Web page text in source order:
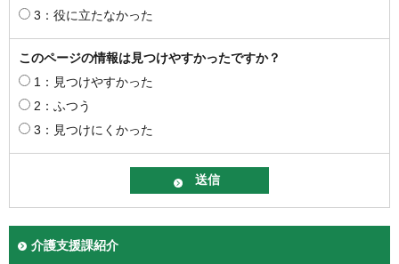
3：役に立たなかった
このページの情報は見つけやすかったですか？
1：見つけやすかった
2：ふつう
3：見つけにくかった
介護支援課紹介